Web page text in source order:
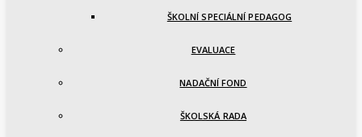
ŠKOLNÍ SPECIÁLNÍ PEDAGOG
EVALUACE
NADAČNÍ FOND
ŠKOLSKÁ RADA